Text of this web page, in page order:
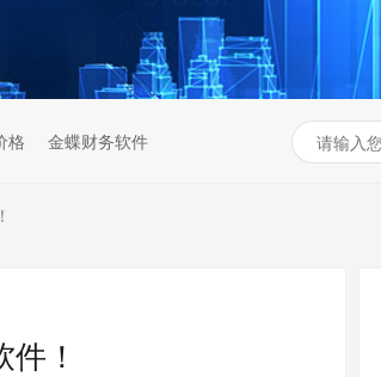
格 金蝶财务软件
！